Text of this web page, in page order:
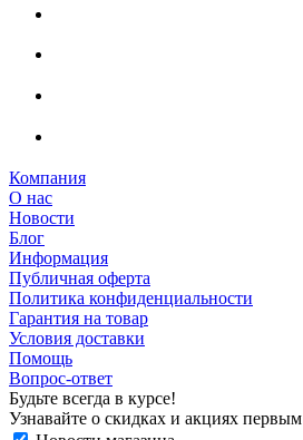
Компания
О нас
Новости
Блог
Информация
Публичная оферта
Политика конфиденциальности
Гарантия на товар
Условия доставки
Помощь
Вопрос-ответ
Будьте всегда в курсе!
Узнавайте о скидках и акциях первым